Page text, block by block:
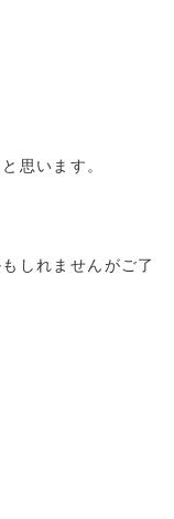
と思います。
しれませんがご了